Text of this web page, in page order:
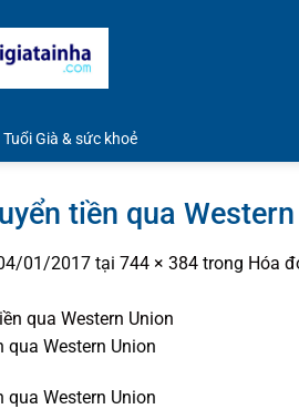
Tuổi Già & sức khoẻ
tiền qua
01/2017 tại 744 × 384 trong Hóa
qua Western Union
qua Western Union